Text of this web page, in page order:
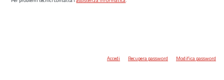
Accedi Recupera password Modifica password